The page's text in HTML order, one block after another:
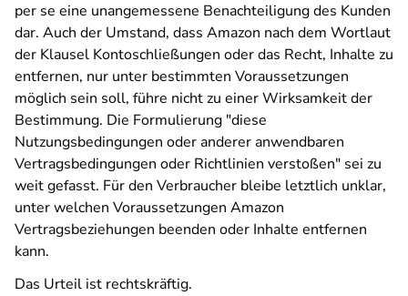
per se eine unangemessene Benachteiligung des Kunden
dar. Auch der Umstand, dass Amazon nach dem Wortlaut
der Klausel Kontoschließungen oder das Recht, Inhalte zu
entfernen, nur unter bestimmten Voraussetzungen
möglich sein soll, führe nicht zu einer Wirksamkeit der
Bestimmung. Die Formulierung "diese
Nutzungsbedingungen oder anderer anwendbaren
Vertragsbedingungen oder Richtlinien verstoßen" sei zu
weit gefasst. Für den Verbraucher bleibe letztlich unklar,
unter welchen Voraussetzungen Amazon
Vertragsbeziehungen beenden oder Inhalte entfernen
kann.
Das Urteil ist rechtskräftig.